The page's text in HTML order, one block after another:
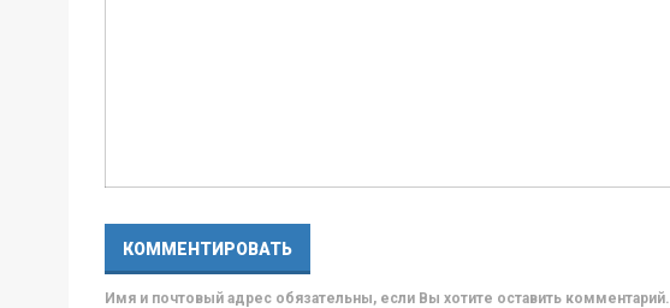
Имя и почтовый адрес обязательны, если Вы хотите оставить